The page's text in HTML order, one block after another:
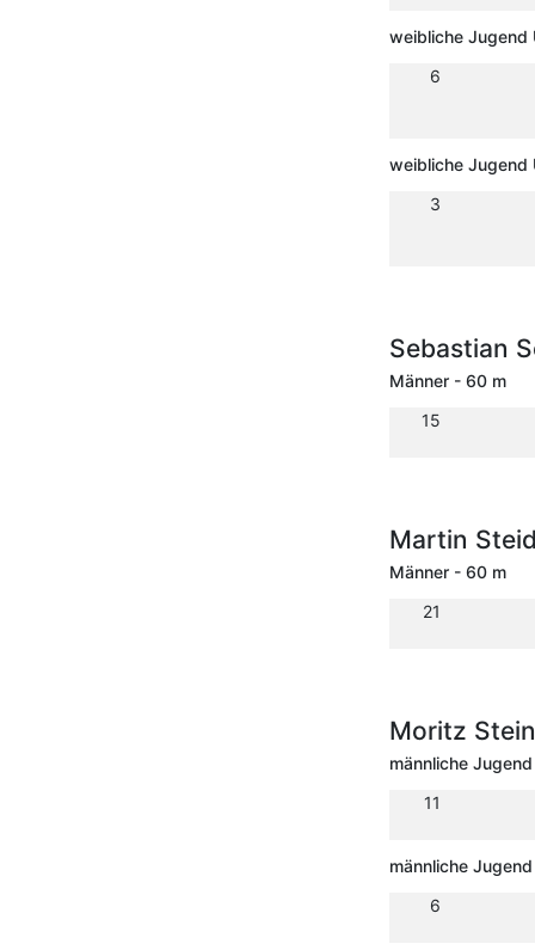
weibliche Jugend
6
weibliche Jugend
3
Sebastian
Männer - 60 m
15
Martin
Männer - 60 m
21
Moritz
männliche
11
männliche
6